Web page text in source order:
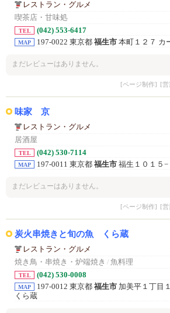
レストラン・グルメ
喫茶店・甘味処
TEL (042) 553-6417
MAP 197-0022 東京都 福生市 本町１２７ カ
まだレビューはありません。
[ページ制作] [営
味家 京
レストラン・グルメ
居酒屋
TEL (042) 530-7114
MAP 197-0011 東京都 福生市 福生１０１５−
まだレビューはありません。
[ページ制作] [営
炭火串焼きと旬の魚 くら蔵
レストラン・グルメ
焼き鳥・串焼き・炉端焼き / 魚料理
TEL (042) 530-0008
MAP 197-0012 東京都 福生市 加美平１丁目
くら蔵